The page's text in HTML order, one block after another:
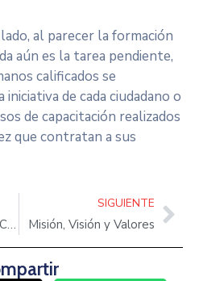
al parecer la formación
aún es la tarea pendiente,
calificados se
de cada ciudadano o
de capacitación realizados
que contratan a sus
INTENDENCIA MUNICIPAL
SIGUIENTE
Misión, Visión y Valores